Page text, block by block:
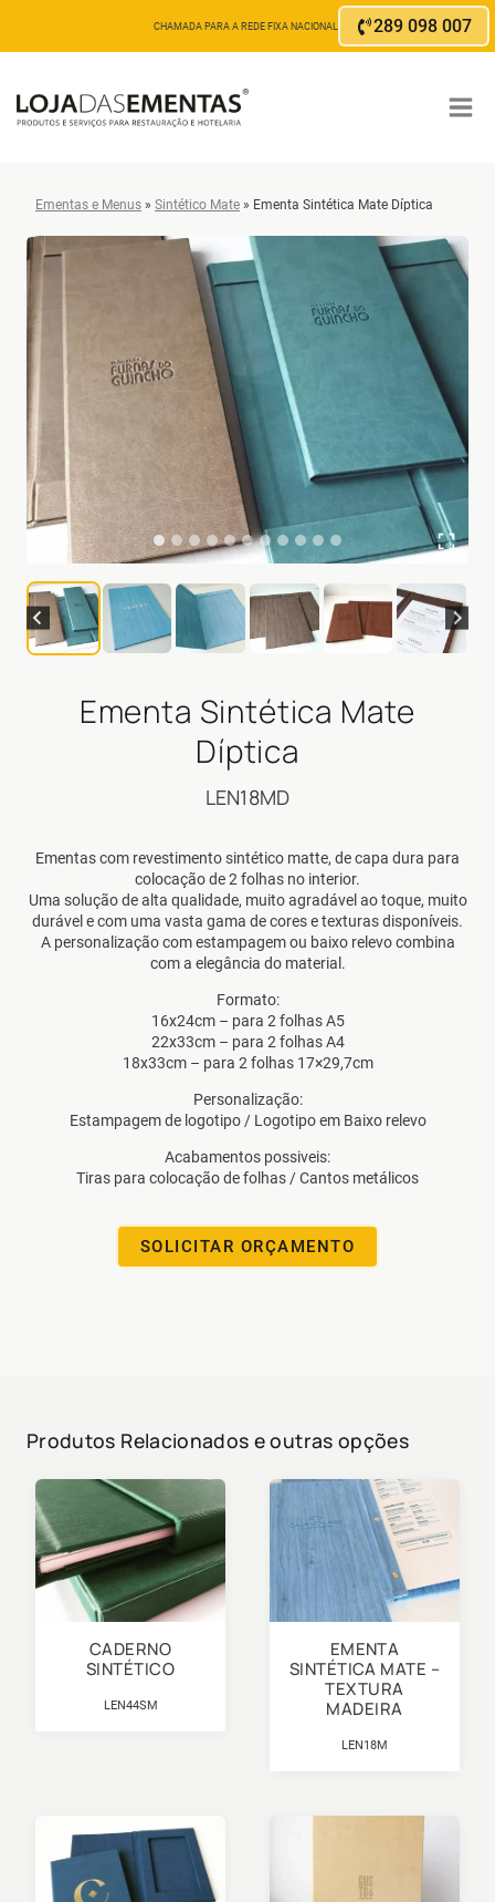
content
CHAMADA PARA A REDE FIXA NACIONAL 289 098 007
Ementas e Menus » Sintético Mate » Ementa Sintética Mate Díptica
Ementa Sintética Mate
Díptica
LEN18MD
Ementas com revestimento sintético matte, de capa dura para
colocação de 2 folhas no interior.
Uma solução de alta qualidade, muito agradável ao toque, muito
durável e com uma vasta gama de cores e texturas disponíveis.
A personalização com estampagem ou baixo relevo combina
com a elegância do material.
Formato:
16x24cm – para 2 folhas A5
22x33cm – para 2 folhas A4
18x33cm – para 2 folhas 17×29,7cm
Personalização:
Estampagem de logotipo / Logotipo em Baixo relevo
Acabamentos possiveis:
Tiras para colocação de folhas / Cantos metálicos
SOLICITAR ORÇAMENTO
Produtos Relacionados e outras opções
CADERNO
SINTÉTICO
LEN44SM
EMENTA
SINTÉTICA MATE –
TEXTURA
MADEIRA
LEN18M